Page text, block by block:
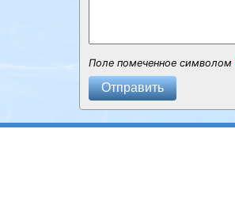
Поле помеченное символом
Отправить